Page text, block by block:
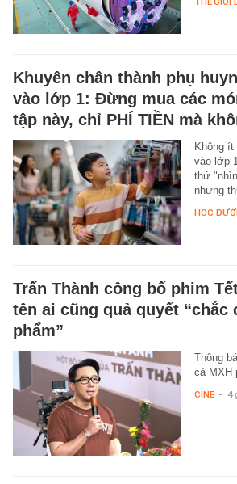
Khuyên chân thành phụ
vào lớp 1: Đừng mua các
tập này, chỉ PHÍ TIỀN mà
Không ít
vào lớp
thứ
nhưng
HỌC
Trấn Thành công bố phim
tên ai cũng quả quyết “chắc
phẩm”
Thông
cả MXH
CINE - 4